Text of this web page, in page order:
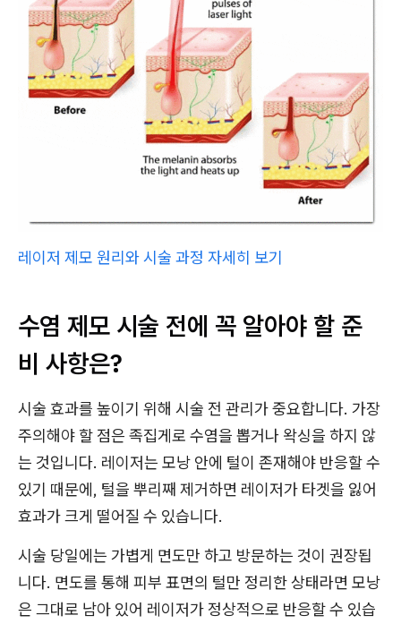
레이저 제모 원리와 시술 과정 자세히 보기
수염 제모 시술 전에 꼭 알아야 할 준
비 사항은?
시술 효과를 높이기 위해 시술 전 관리가 중요합니다. 가장
주의해야 할 점은 족집게로 수염을 뽑거나 왁싱을 하지 않
는 것입니다. 레이저는 모낭 안에 털이 존재해야 반응할 수
있기 때문에, 털을 뿌리째 제거하면 레이저가 타겟을 잃어
효과가 크게 떨어질 수 있습니다.
시술 당일에는 가볍게 면도만 하고 방문하는 것이 권장됩
니다. 면도를 통해 피부 표면의 털만 정리한 상태라면 모낭
은 그대로 남아 있어 레이저가 정상적으로 반응할 수 있습